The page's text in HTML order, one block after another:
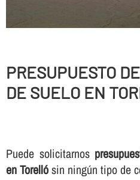
PRESUPUESTO
DE SUELO EN
Puede solicitarnos
en Torellósin ningún tipo de